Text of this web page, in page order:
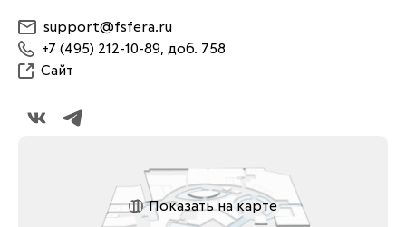
support@fsfera.ru
+7 (495) 212-10-89, доб. 758
Сайт
Показать на карте